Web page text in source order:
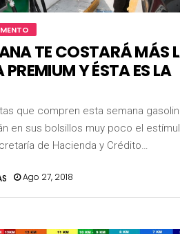
TE COSTARÁ MÁS
Y ÉSTA ES LA
que compren esta semana
en sus bolsillos muy poco el
de Hacienda y Crédito…
Ago 27, 2018